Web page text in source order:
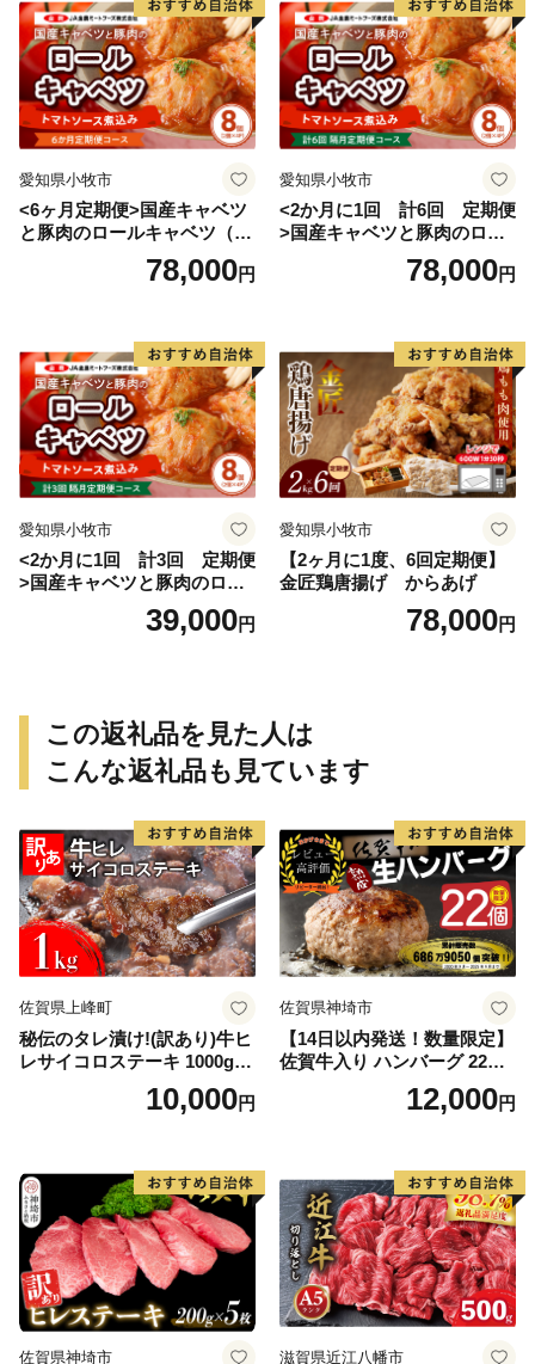
愛知県小牧市
<6ヶ月定期便>国産キャベツ
と豚肉のロールキャベツ（4P
78,000円
愛知県小牧市
<2か月に1回 計6回 定期便
>国産キャベツと豚肉のロー
ルキャベツ（4P入り）
78,000円
愛知県小牧市
<2か月に1回 計3回 定期便
>国産キャベツと豚肉のロー
ルキャベツ（4P入り）
39,000円
愛知県小牧市
【2ヶ月に1度、6回定期便】
金匠鶏唐揚げ からあげ
78,000円
この返礼品を見た人は
こんな返礼品も見ています
佐賀県上峰町
秘伝のタレ漬け!(訳あり)牛ヒ
レサイコロステーキ 1000g
10,000円
佐賀県神埼市
【14日以内発送！数量限定】
佐賀牛入り ハンバーグ 22個
2.6kg(120g×22個)【佐賀牛
黒毛和牛 ブランド牛 九州 ハ
気】(H083106)
12,000円
佐賀県神埼市 滋賀県近江八幡市